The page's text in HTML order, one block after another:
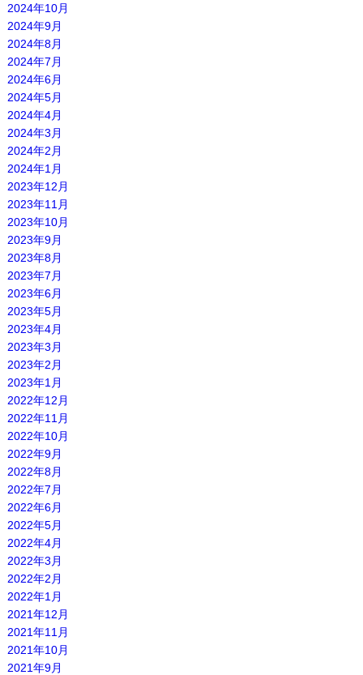
2024年10月
2024年9月
2024年8月
2024年7月
2024年6月
2024年5月
2024年4月
2024年3月
2024年2月
2024年1月
2023年12月
2023年11月
2023年10月
2023年9月
2023年8月
2023年7月
2023年6月
2023年5月
2023年4月
2023年3月
2023年2月
2023年1月
2022年12月
2022年11月
2022年10月
2022年9月
2022年8月
2022年7月
2022年6月
2022年5月
2022年4月
2022年3月
2022年2月
2022年1月
2021年12月
2021年11月
2021年10月
2021年9月